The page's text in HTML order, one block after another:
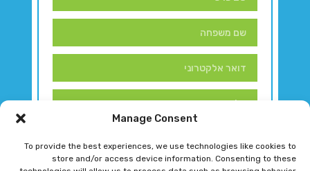
Manage Consent
To provide the best experiences, we use technologies like cookies to
store and/or access device information. Consenting to these